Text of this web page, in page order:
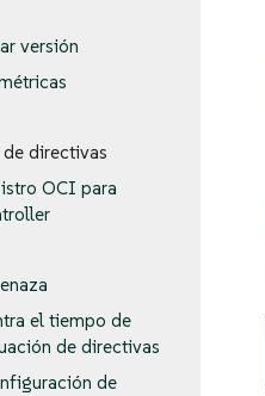
versión
directivas
OCI para
el tiempo de
de directivas
de